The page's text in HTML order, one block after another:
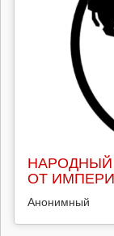
НАРОДНЫЙ
ОТ
Анонимный